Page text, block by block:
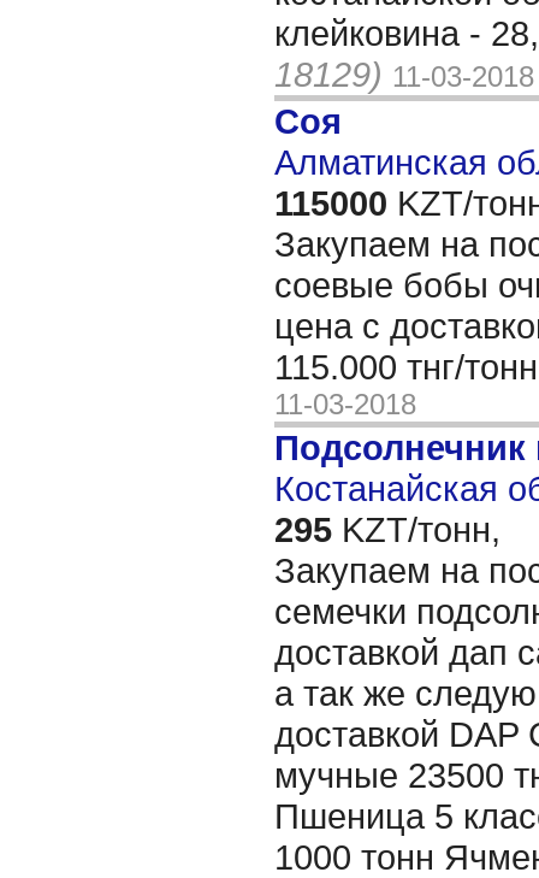
клейковина -
18129) 11-03-2018
Соя
Алматинская
115000 KZT/
Закупаем на
соевые бобы
цена с
115.000 тнг/
11-03-2018
Костанайская
295 KZT/тонн,
Закупаем на
семечки
доставкой дап
а так же
доставкой
мучные 23500
Пшеница 5
1000 тонн